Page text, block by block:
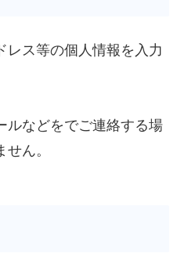
レス等の個人情報を入力
ルなどをでご連絡する場
ん。